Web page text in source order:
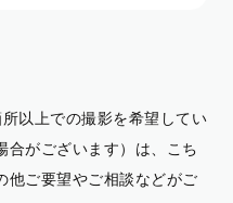
以上での撮影を希望してい
がございます）は、こち
他ご要望やご相談などがご